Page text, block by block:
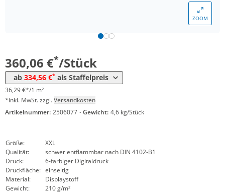
ZOOM
360,06 €*/Stück
ab 334,56 €* als Staffelpreis
36,29 €*/1 m²
*inkl. MwSt. zzgl.Versandkosten
Artikelnummer: 2506077 · Gewicht: 4,6 kg/Stück
Größe:
XXL
Qualität:
schwer entflammbar nach DIN 4102-B1
Druck:
6-farbiger Digitaldruck
Druckfläche: einseitig
Material:
Displaystoff
Gewicht:
210 g/m²